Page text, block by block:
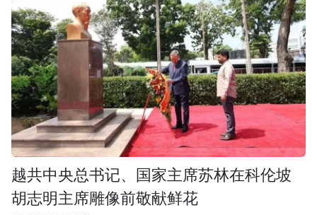
越共中央总书记、国家主席苏林在科伦坡
胡志明主席雕像前敬献鲜花